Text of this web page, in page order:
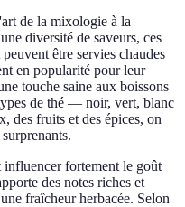
de la mixologie à la
diversité de saveurs, ces
être servies chaudes
en popularité pour leur
touche saine aux boissons
de thé — noir, vert, blanc
des fruits et des épices, on
fortement le goût
des notes riches et
fraîcheur herbacée. Selon